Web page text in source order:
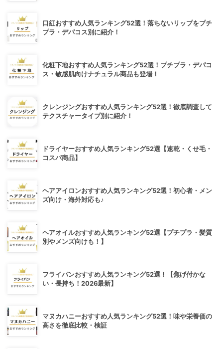
口紅おすすめ人気ランキング52選！落ちないリップをプチ
プラ・デパコス別に紹介！
化粧下地おすすめ人気ランキング52選！プチプラ・デパコ
ス・敏感肌向けナチュラル商品も登場！
クレンジングおすすめ人気ランキング52選！徹底調査して
テクスチャータイプ別に紹介！
ドライヤーおすすめ人気ランキング52選【速乾・くせ毛・
コスパ商品】
ヘアアイロンおすすめ人気ランキング52選！初心者・メン
ズ向け・海外対応も♪
ヘアオイルおすすめ人気ランキング52選【プチプラ・髪質
別やメンズ向けも！】
フライパンおすすめ人気ランキング52選！【焦げ付かな
い・長持ち！2026最新】
マヌカハニーおすすめ人気ランキング52選！味や栄養価の
高さを徹底比較・検証